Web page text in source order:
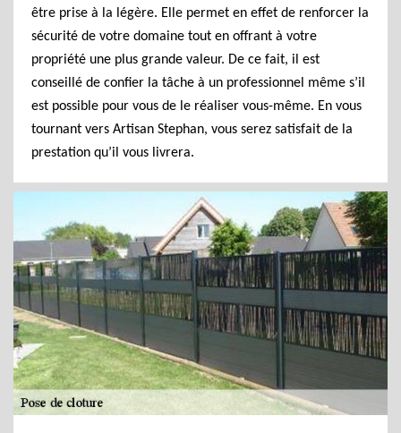
être prise à la légère. Elle permet en effet de renforcer la
sécurité de votre domaine tout en offrant à votre
propriété une plus grande valeur. De ce fait, il est
conseillé de confier la tâche à un professionnel même s’il
est possible pour vous de le réaliser vous-même. En vous
tournant vers Artisan Stephan, vous serez satisfait de la
prestation qu’il vous livrera.